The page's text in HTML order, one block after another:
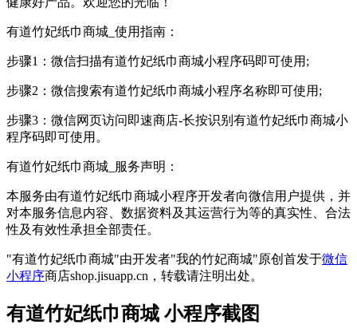
有道竹妃纸巾商城_使用指南：
步骤1：微信扫描有道竹妃纸巾商城小程序码即可使用;
步骤2：微信搜索有道竹妃纸巾商城小程序名称即可使用;
步骤3：微信网页访问即速商店-长按识别有道竹妃纸巾商城小
程序码即可使用。
有道竹妃纸巾商城_服务声明：
本服务由有道竹妃纸巾商城小程序开发者向微信用户提供，并
对本服务信息内容、数据资料及其运营行为等的真实性、合法
性及有效性承担全部责任。
"有道竹妃纸巾商城"由开发者"我的竹妃商城"原创首发于微信
小程序商店shop.jisuapp.cn，转载请注明出处。
有道竹妃纸巾商城 小程序截图